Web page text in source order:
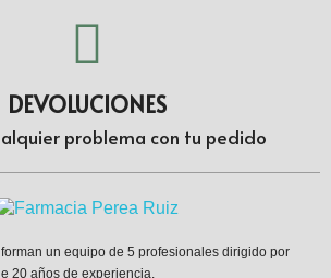
DEVOLUCIONES
problema con tu pedido
un equipo de 5 profesionales dirigido por
20 años de experiencia.